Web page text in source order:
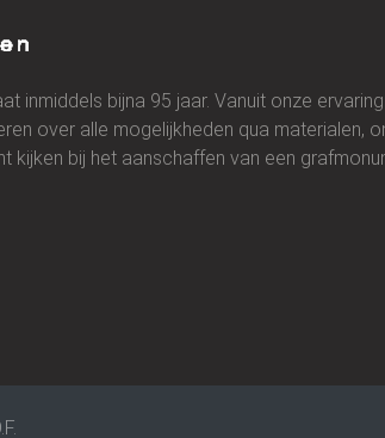
inmiddels bijna 95 jaar. Vanuit onze ervaring
over alle mogelijkheden qua materialen,
kijken bij het aanschaffen van een